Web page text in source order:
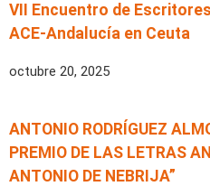
VII Encuentro de
ACE-Andalucía en Ceuta
octubre 20, 2025
ANTONIO RODRÍGUEZ
PREMIO DE LAS LETRAS
ANTONIO DE NEBRIJA”